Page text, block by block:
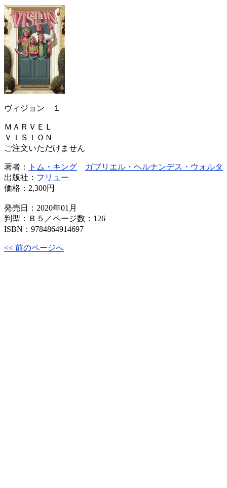
ヴィジョン １
ＭＡＲＶＥＬ
ＶＩＳＩＯＮ
ご注文いただけません
著者： トム・キング
ガブリエル・ヘルナンデス・ウォルタ
出版社： フリュー
価格： 2,300円
発売日：2020年01月
判型：Ｂ５／ページ数：126
ISBN：9784864914697
<< 前のページへ